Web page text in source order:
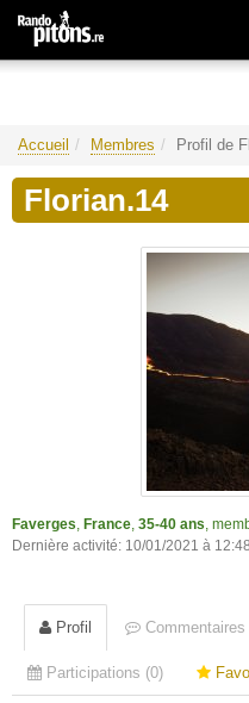
Accueil Membres Profil de
Florian.14
Faverges France 35-40 ans ,
Dernière activité: 10/01/2021 à 12:48
Profil Commentaires
Participations (0)